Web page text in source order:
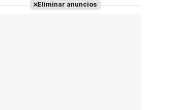
Eliminar anuncios